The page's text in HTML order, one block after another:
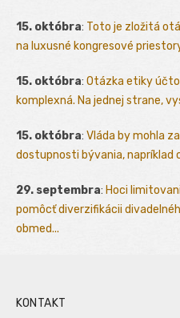
15. októbra: Toto je zložitá
na luxusné kongresové
15. októbra: Otázka etiky
komplexná. Na jednej strane,
15. októbra: Vláda by mohla
dostupnosti bývania, napríklad
29. septembra: Hoci
pomôcť diverzifikácii
obmed...
KONTAKT